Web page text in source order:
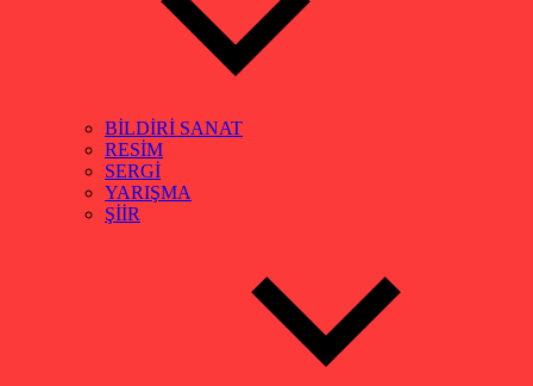
BİLDİRİ SANAT
RESİM
SERGİ
YARIŞMA
ŞİİR